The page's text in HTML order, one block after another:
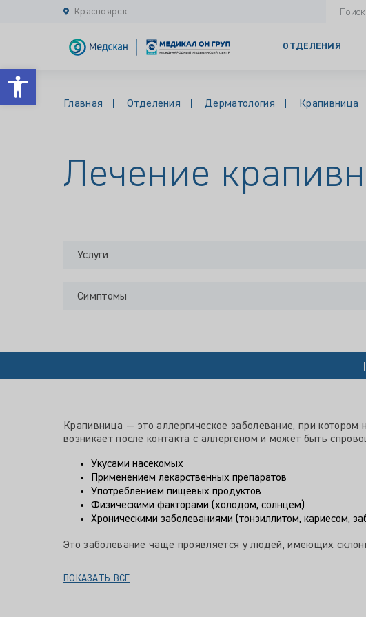
Открыть панель инструментов
Красноярск
ОТДЕЛЕНИЯ
Главная Отделения Дерматология Крапивница
Лечение
Услуги
Симптомы
Крапивница — это аллергическое заболевание, при
возникает после контакта с аллергеном и может быть
Укусами насекомых
Применением лекарственных препаратов
Употреблением пищевых продуктов
Физическими факторами (холодом, солнцем)
Хроническими заболеваниями (тонзиллитом, кариесом,
Это заболевание чаще проявляется у людей, имеющих
ПОКАЗАТЬ ВСЕ